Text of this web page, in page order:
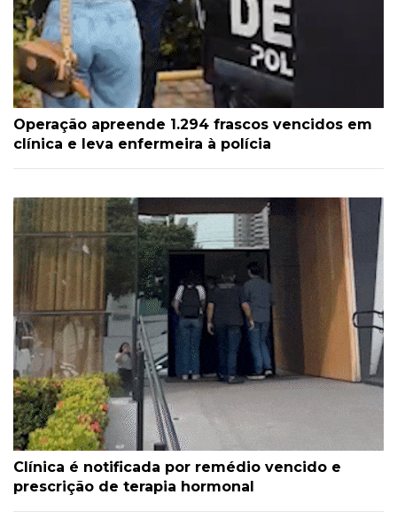
Operação apreende 1.294 frascos vencidos em
clínica e leva enfermeira à polícia
Clínica é notificada por remédio vencido e
prescrição de terapia hormonal